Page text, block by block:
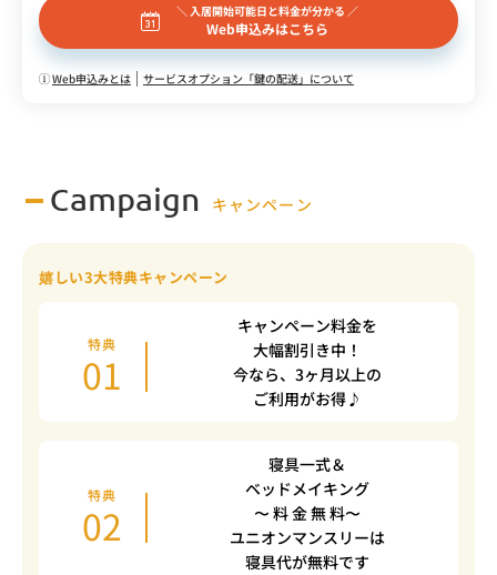
＼ 入居開始可能日と料金が分かる ／
Web申込みはこちら
Web申込みとは サービスオプション「鍵の配送」について
Campaign キャンペーン
嬉しい3大特典キャンペーン
特典
01
キャンペーン料金を
大幅割引き中！
今なら、3ヶ月以上の
ご利用がお得♪
特典
02
寝具一式＆
ベッドメイキング
〜 料 金 無 料〜
ユニオンマンスリーは
寝具代が無料です